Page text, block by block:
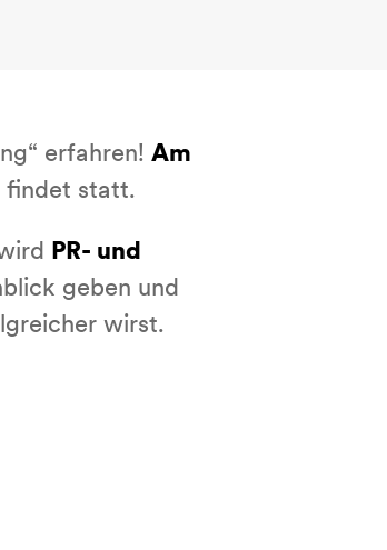
erfahren! Am
findet statt.
PR- und
geben und
wirst.